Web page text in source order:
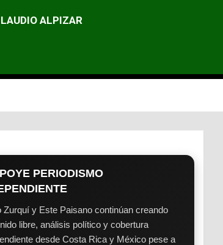
ALPIZAR
PERIODISMO
Zurquí y Este Paisano continúan creando
libre, análisis político y cobertura
desde Costa Rica y México pese a